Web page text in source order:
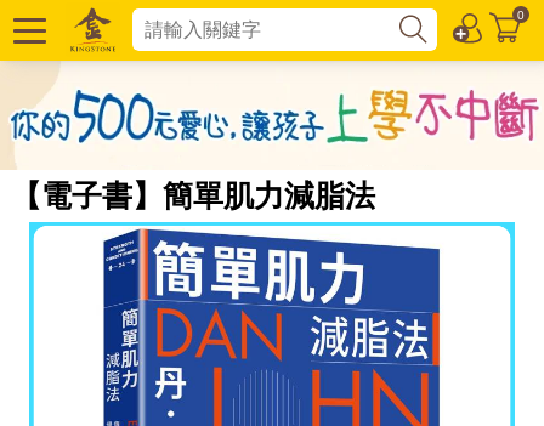
0
【電子書】簡單肌力減脂法